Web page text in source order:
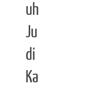
uh
Ju
di
Ka